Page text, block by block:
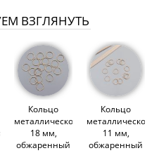
ВЗГЛЯНУТЬ
Кольцо
металлическое,
18 мм,
обжаренный
Кольцо
металлическое,
11 мм,
обжаренный